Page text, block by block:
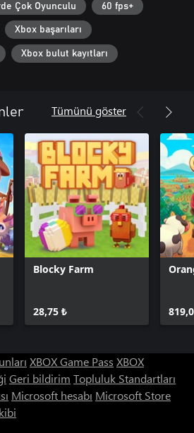
Çok Oyunculu 60 fps+
Xbox başarıları
Xbox bulut kayıtları
Tümünü göster
Blocky Farm
28,75 ₺
XBOX Game Pass XBOX
Geri bildirim Topluluk Standartları
Microsoft hesabı Microsoft Store